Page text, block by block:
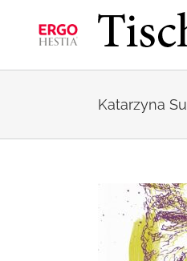
zawartości
Katarzyna